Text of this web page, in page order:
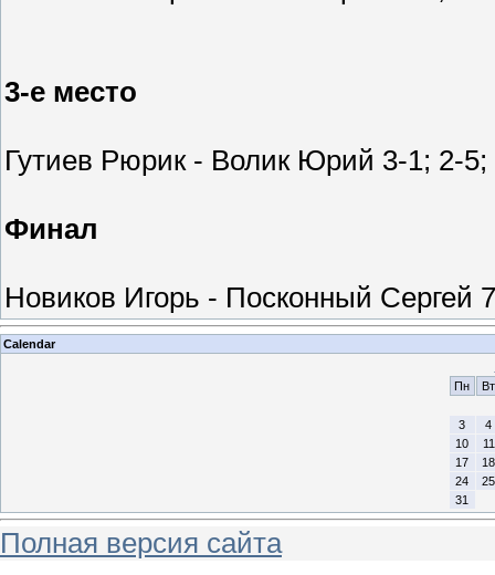
3-е место
Гутиев Рюрик - Волик Юрий 3-1; 2-
Финал
Новиков Игорь - Посконный Сергей
Calendar
Пн
Вт
3
4
10
11
17
18
24
25
31
Полная версия сайта